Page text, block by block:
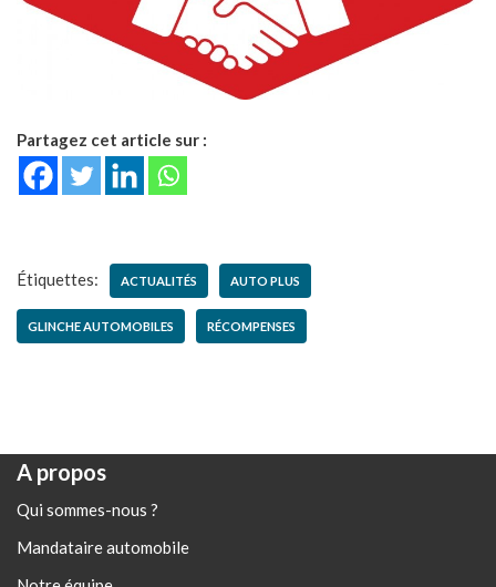
Partagez cet article sur :
Étiquettes: ACTUALITÉS AUTO PLUS
GLINCHE AUTOMOBILES RÉCOMPENSES
A propos
Qui sommes-nous ?
Mandataire automobile